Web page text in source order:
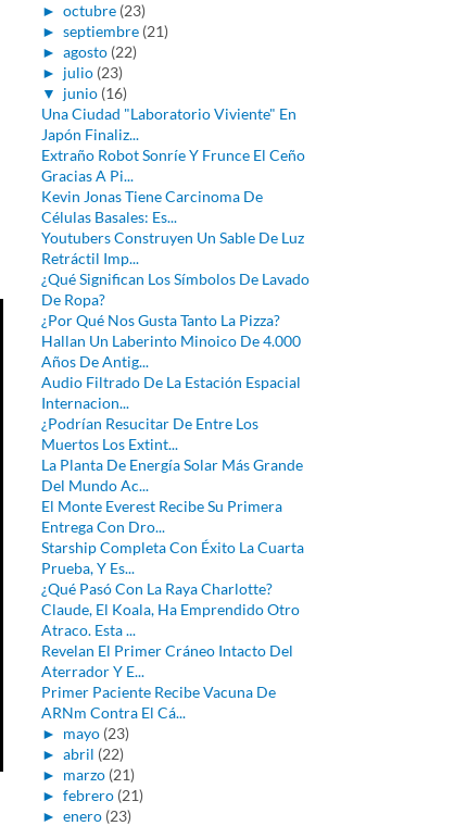
► octubre (23)
► septiembre (21)
► agosto (22)
► julio (23)
▼ junio (16)
Una Ciudad "Laboratorio Viviente" En
Japón Finaliz...
Extraño Robot Sonríe Y Frunce El Ceño
Gracias A Pi...
Kevin Jonas Tiene Carcinoma De
Células Basales: Es...
Youtubers Construyen Un Sable De Luz
Retráctil Imp...
¿Qué Significan Los Símbolos De Lavado
De Ropa?
¿Por Qué Nos Gusta Tanto La Pizza?
Hallan Un Laberinto Minoico De 4.000
Años De Antig...
Audio Filtrado De La Estación Espacial
Internacion...
¿Podrían Resucitar De Entre Los
Muertos Los Extint...
La Planta De Energía Solar Más Grande
Del Mundo Ac...
El Monte Everest Recibe Su Primera
Entrega Con Dro...
Starship Completa Con Éxito La Cuarta
Prueba, Y Es...
¿Qué Pasó Con La Raya Charlotte?
Claude, El Koala, Ha Emprendido Otro
Atraco. Esta ...
Revelan El Primer Cráneo Intacto Del
Aterrador Y E...
Primer Paciente Recibe Vacuna De
ARNm Contra El Cá...
► mayo (23)
► abril (22)
► marzo (21)
► febrero (21)
► enero (23)